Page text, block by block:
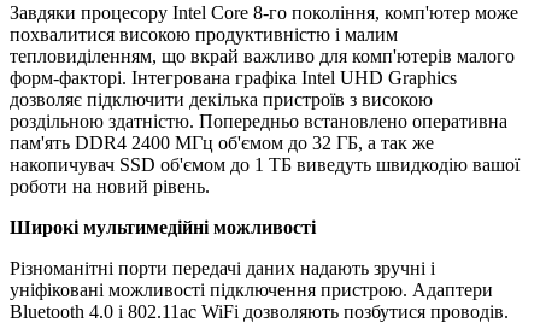
Завдяки процесору Intel Core 8-го покоління, комп'ютер може
похвалитися високою продуктивністю і малим
тепловиділенням, що вкрай важливо для комп'ютерів малого
форм-факторі. Інтегрована графіка Intel UHD Graphics
дозволяє підключити декілька пристроїв з високою
роздільною здатністю. Попередньо встановлено оперативна
пам'ять DDR4 2400 МГц об'ємом до 32 ГБ, а так же
накопичувач SSD об'ємом до 1 ТБ виведуть швидкодію вашої
роботи на новий рівень.
Широкі мультимедійні можливості
Різноманітні порти передачі даних надають зручні і
уніфіковані можливості підключення пристрою. Адаптери
Bluetooth 4.0 і 802.11ac WiFi дозволяють позбутися проводів.